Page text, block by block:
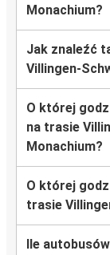
Monachium?
Jak znaleźć
Villingen-
O której
na trasie
Monachium?
O której
trasie
Ile